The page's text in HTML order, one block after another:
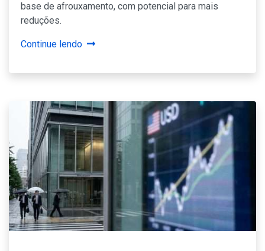
base de afrouxamento, com potencial para mais
reduções.
Continue lendo